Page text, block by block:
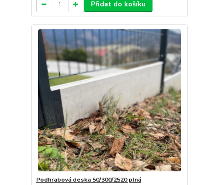
Přidat do košíku
Podhrabová deska 50/300/2520 plná